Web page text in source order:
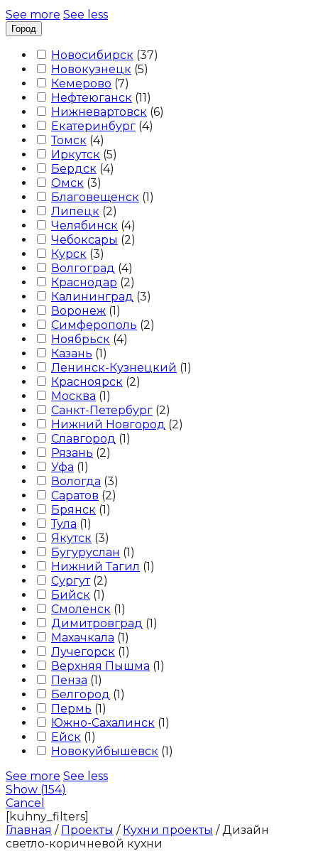
See more See less
Город
Новосибирск (37)
Новокузнецк (5)
Кемерово (7)
Нефтеюганск (11)
Нижневартовск (6)
Екатеринбург (4)
Томск (4)
Иркутск (5)
Бердск (4)
Омск (3)
Благовещенск (1)
Липецк (2)
Челябинск (4)
Чебоксары (2)
Курск (3)
Волгоград (4)
Краснодар (2)
Калининград (3)
Воронеж (1)
Симферополь (2)
Ноябрьск (4)
Казань (1)
Ленинск-Кузнецкий (1)
Красноярск (2)
Москва (1)
Санкт-Петербург (2)
Нижний Новгород (2)
Славгород (1)
Рязань (2)
Уфа (1)
Вологда (3)
Саратов (2)
Брянск (1)
Тула (1)
Якутск (3)
Бугуруслан (1)
Нижний Тагил (1)
Сургут (2)
Бийск (1)
Смоленск (1)
Димитровград (1)
Махачкала (1)
Лучегорск (1)
Верхняя Пышма (1)
Пенза (1)
Белгород (1)
Пермь (1)
Южно-Сахалинск (1)
Ейск (1)
Новокуйбышевск (1)
See more See less
Show (154)
Cancel
[kuhny_filters]
Главная / Проекты / Кухни проекты / Дизайн
светло-коричневой кухни